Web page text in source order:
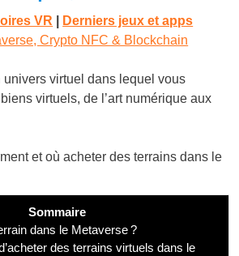
VR
Derniers jeux et apps
Crypto NFC & Blockchain
univers virtuel dans lequel vous
virtuels, de l’art numérique aux
et où acheter des terrains dans le
Sommaire
dans le Metaverse ?
des terrains virtuels dans le